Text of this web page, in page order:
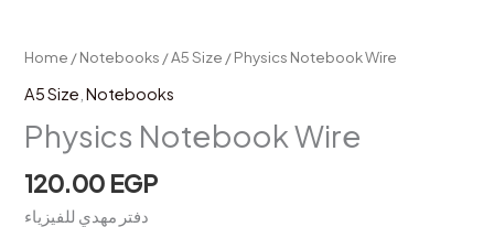
Home /Notebooks /A5 Size / Physics Notebook Wire
A5 Size ,Notebooks
Physics Notebook Wire
120.00 EGP
دفتر مهدي للفيزياء